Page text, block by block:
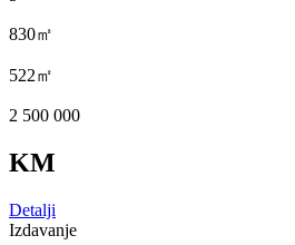
830㎡
522㎡
2 500 000
KM
Detalji
Izdavanje